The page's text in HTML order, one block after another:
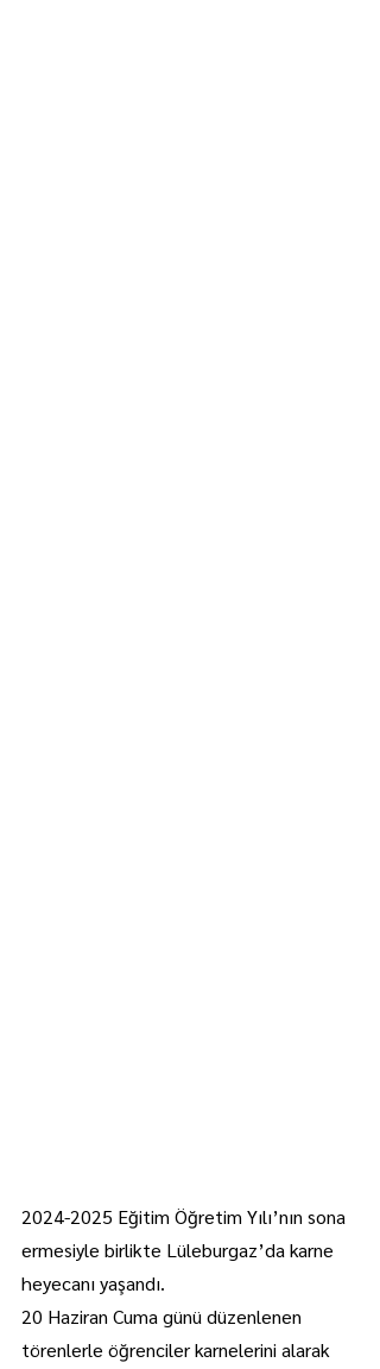
2024-2025 Eğitim Öğretim Yılı’nın sona
ermesiyle birlikte Lüleburgaz’da karne
heyecanı yaşandı.
20 Haziran Cuma günü düzenlenen
törenlerle öğrenciler karnelerini alarak